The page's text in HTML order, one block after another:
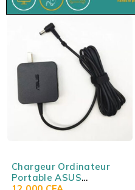
Chargeur Ordinateur
Portable ASUS